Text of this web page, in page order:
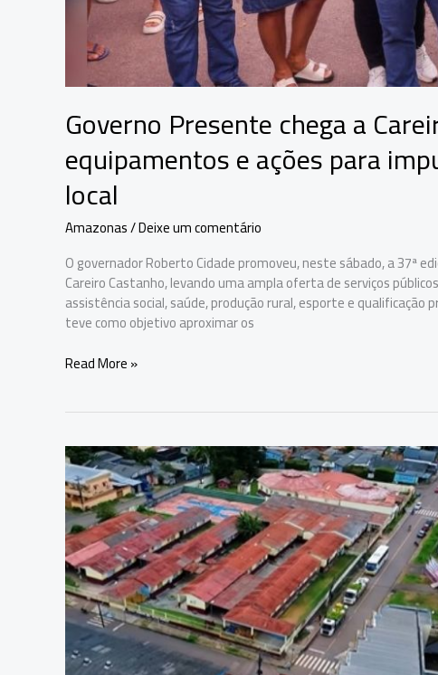
Governo Presente chega a
equipamentos e ações para
local
Amazonas/Deixe um comentário
O governador Roberto Cidade promoveu, neste sábado, a 37ª
Careiro Castanho, levando uma ampla oferta de serviços
assistência social, saúde, produção rural, esporte e
teve como objetivo aproximar os
Governo
Careiro
Castanho
com
serviços,
equipamentos
e
ações
para
impulsionar
o
desenvolvimento
local
Read More »